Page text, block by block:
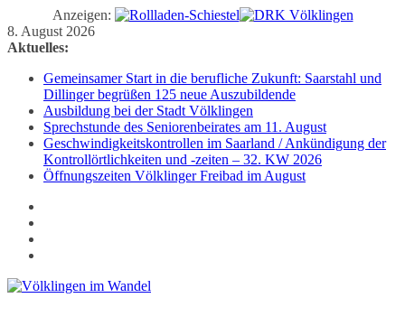
Anzeigen:
Zum
Inhalt
8. August 2026
Aktuelles:
Gemeinsamer Start in die berufliche Zukunft: Saarstahl und
Dillinger begrüßen 125 neue Auszubildende
Ausbildung bei der Stadt Völklingen
Sprechstunde des Seniorenbeirates am 11. August
Geschwindigkeitskontrollen im Saarland / Ankündigung der
Kontrollörtlichkeiten und -zeiten – 32. KW 2026
Öffnungszeiten Völklinger Freibad im August